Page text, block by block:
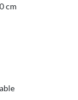
cm